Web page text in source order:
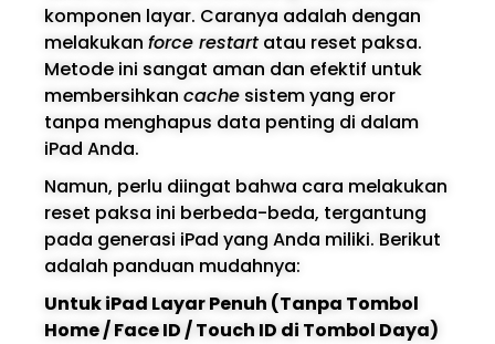
komponen layar. Caranya adalah dengan
melakukan force restartatau reset paksa.
Metode ini sangat aman dan efektif untuk
membersihkan cache sistem yang eror
tanpa menghapus data penting di dalam
iPad Anda.
Namun, perlu diingat bahwa cara melakukan
reset paksa ini berbeda-beda, tergantung
pada generasi iPad yang Anda miliki. Berikut
adalah panduan mudahnya:
Untuk iPad Layar Penuh (Tanpa Tombol
Home / Face ID / Touch ID di Tombol Daya)